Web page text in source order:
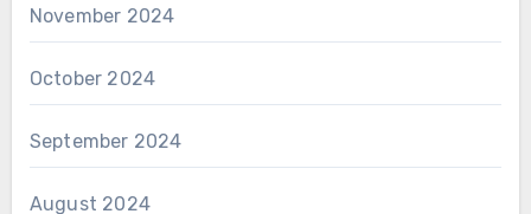
November 2024
October 2024
September 2024
August 2024